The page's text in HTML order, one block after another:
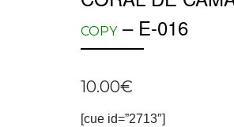
COPY– E-016
10.00€
[cue id=”2713″]